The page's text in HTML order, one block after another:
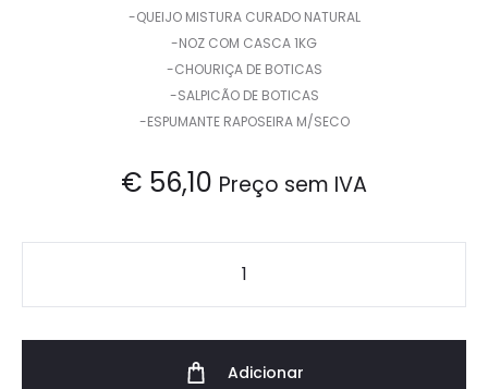
-QUEIJO MISTURA CURADO NATURAL
-NOZ COM CASCA 1KG
-CHOURIÇA DE BOTICAS
-SALPICÃO DE BOTICAS
-ESPUMANTE RAPOSEIRA M/SECO
€ 56,10 Preço sem IVA
Adicionar